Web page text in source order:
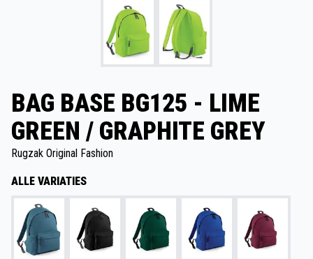
BAG BASE BG125 - LIME
GREEN / GRAPHITE GREY
Rugzak Original Fashion
ALLE VARIATIES